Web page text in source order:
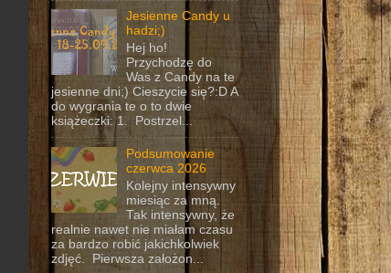
Jesienne Candy u
hadzi;)
Hej ho!
Przychodzę do
Was z Candy na te
jesienne dni;) Cieszycie się?:D A
do wygrania te o to dwie
książeczki: 1. Postrzel...
Podsumowanie
czerwca 2026
Kolejny intensywny
miesiąc za mną.
Tak intensywny, że
realnie nawet nie miałam czasu
za bardzo robić jakichkolwiek
zdjęć. Pierwsza założon...